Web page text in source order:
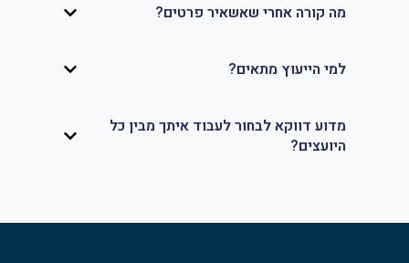
מה קורה אחרי שאשאיר פרטים?
למי הייעוץ מתאים?
מדוע דווקא לבחור לעבוד איתך מבין כל
היועצים?